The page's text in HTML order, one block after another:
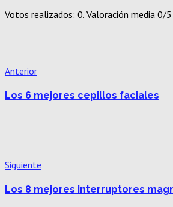
Votos realizados: 0. Valoración media 0/5
Anterior
Los 6 mejores cepillos faciales
Siguiente
Los 8 mejores interruptores